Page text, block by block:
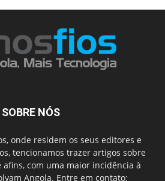
SOBRE NÓS
onde residem os seus editores e
tencionamos trazer artigos sobre
afins, com uma maior incidência à
Angola. Entre em contato: